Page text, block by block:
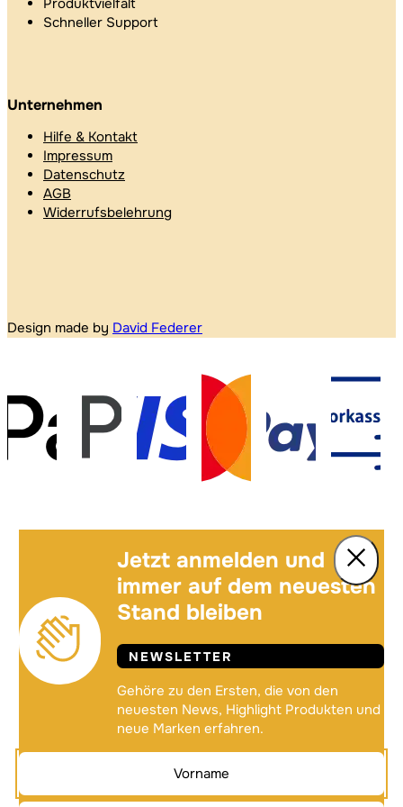
Schneller Support
Unternehmen
Hilfe & Kontakt
Impressum
Datenschutz
AGB
Widerrufsbelehrung
Design made by David Federer
Jetzt anmelden und
immer auf dem neuesten
Stand bleiben
NEWSLETTER
Gehöre zu den Ersten, die von den
neuesten News, Highlight Produkten und
neue Marken erfahren.